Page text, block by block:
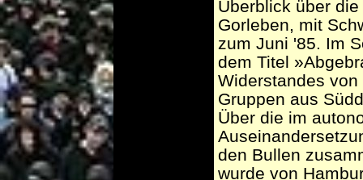
Überblick über
Gorleben, mit
zum Juni '85. Im
dem Titel
Widerstandes
Gruppen aus
Über die im
den Bullen
wurde von